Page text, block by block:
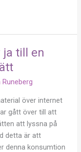
till en
Runeberg
över internet
gått över till att
att lyssna på
detta är att
denna konsumtion